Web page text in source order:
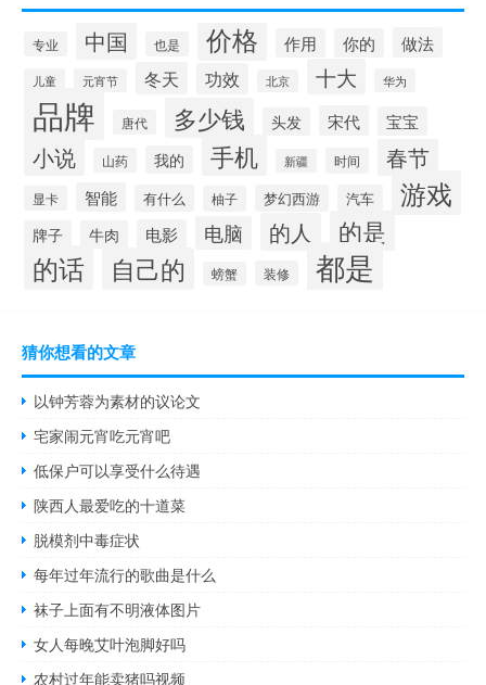
专业 中国 也是 价格 作用 你的 做法
儿童 元宵节 冬天 功效 北京 十大 华为
品牌 唐代 多少钱 头发 宋代 宝宝
小说 山药 我的 手机 新疆 时间 春节
显卡 智能 有什么 柚子 梦幻西游 汽车 游戏
牌子 牛肉 电影 电脑 的人 的是
的话 自己的 螃蟹 装修 都是
猜你想看的文章
以钟芳蓉为素材的议论文
宅家闹元宵吃元宵吧
低保户可以享受什么待遇
陕西人最爱吃的十道菜
脱模剂中毒症状
每年过年流行的歌曲是什么
袜子上面有不明液体图片
女人每晚艾叶泡脚好吗
农村过年能卖猪吗视频